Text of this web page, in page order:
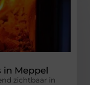
in Meppel
zichtbaar in